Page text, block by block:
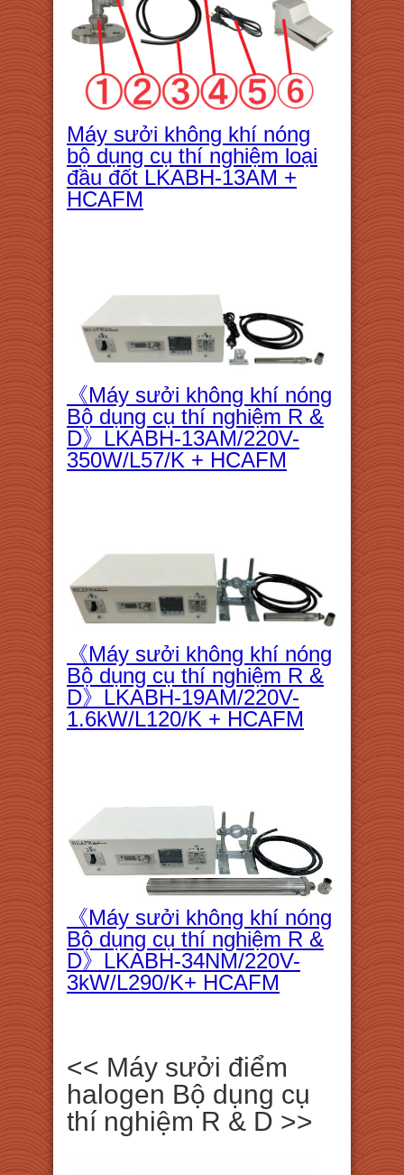
Máy sưởi không khí nóng
bộ dụng cụ thí nghiệm loại
đầu đốt LKABH-13AM +
HCAFM
《Máy sưởi không khí nóng
Bộ dụng cụ thí nghiệm R &
D》LKABH-13AM/220V-
350W/L57/K + HCAFM
《Máy sưởi không khí nóng
Bộ dụng cụ thí nghiệm R &
D》LKABH-19AM/220V-
1.6kW/L120/K + HCAFM
《Máy sưởi không khí nóng
Bộ dụng cụ thí nghiệm R &
D》LKABH-34NM/220V-
3kW/L290/K+ HCAFM
<< Máy sưởi điểm
halogen Bộ dụng cụ
thí nghiệm R & D >>